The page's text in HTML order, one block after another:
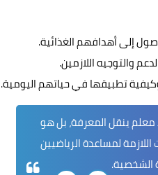
إلى أهدافهم الغذائية.
والتوجيه اللازمين.
تطبيقها في حياتهم اليومية.
ينقل المعرفة، بل هو
لمساعدة الرياضيين
الشخصية.